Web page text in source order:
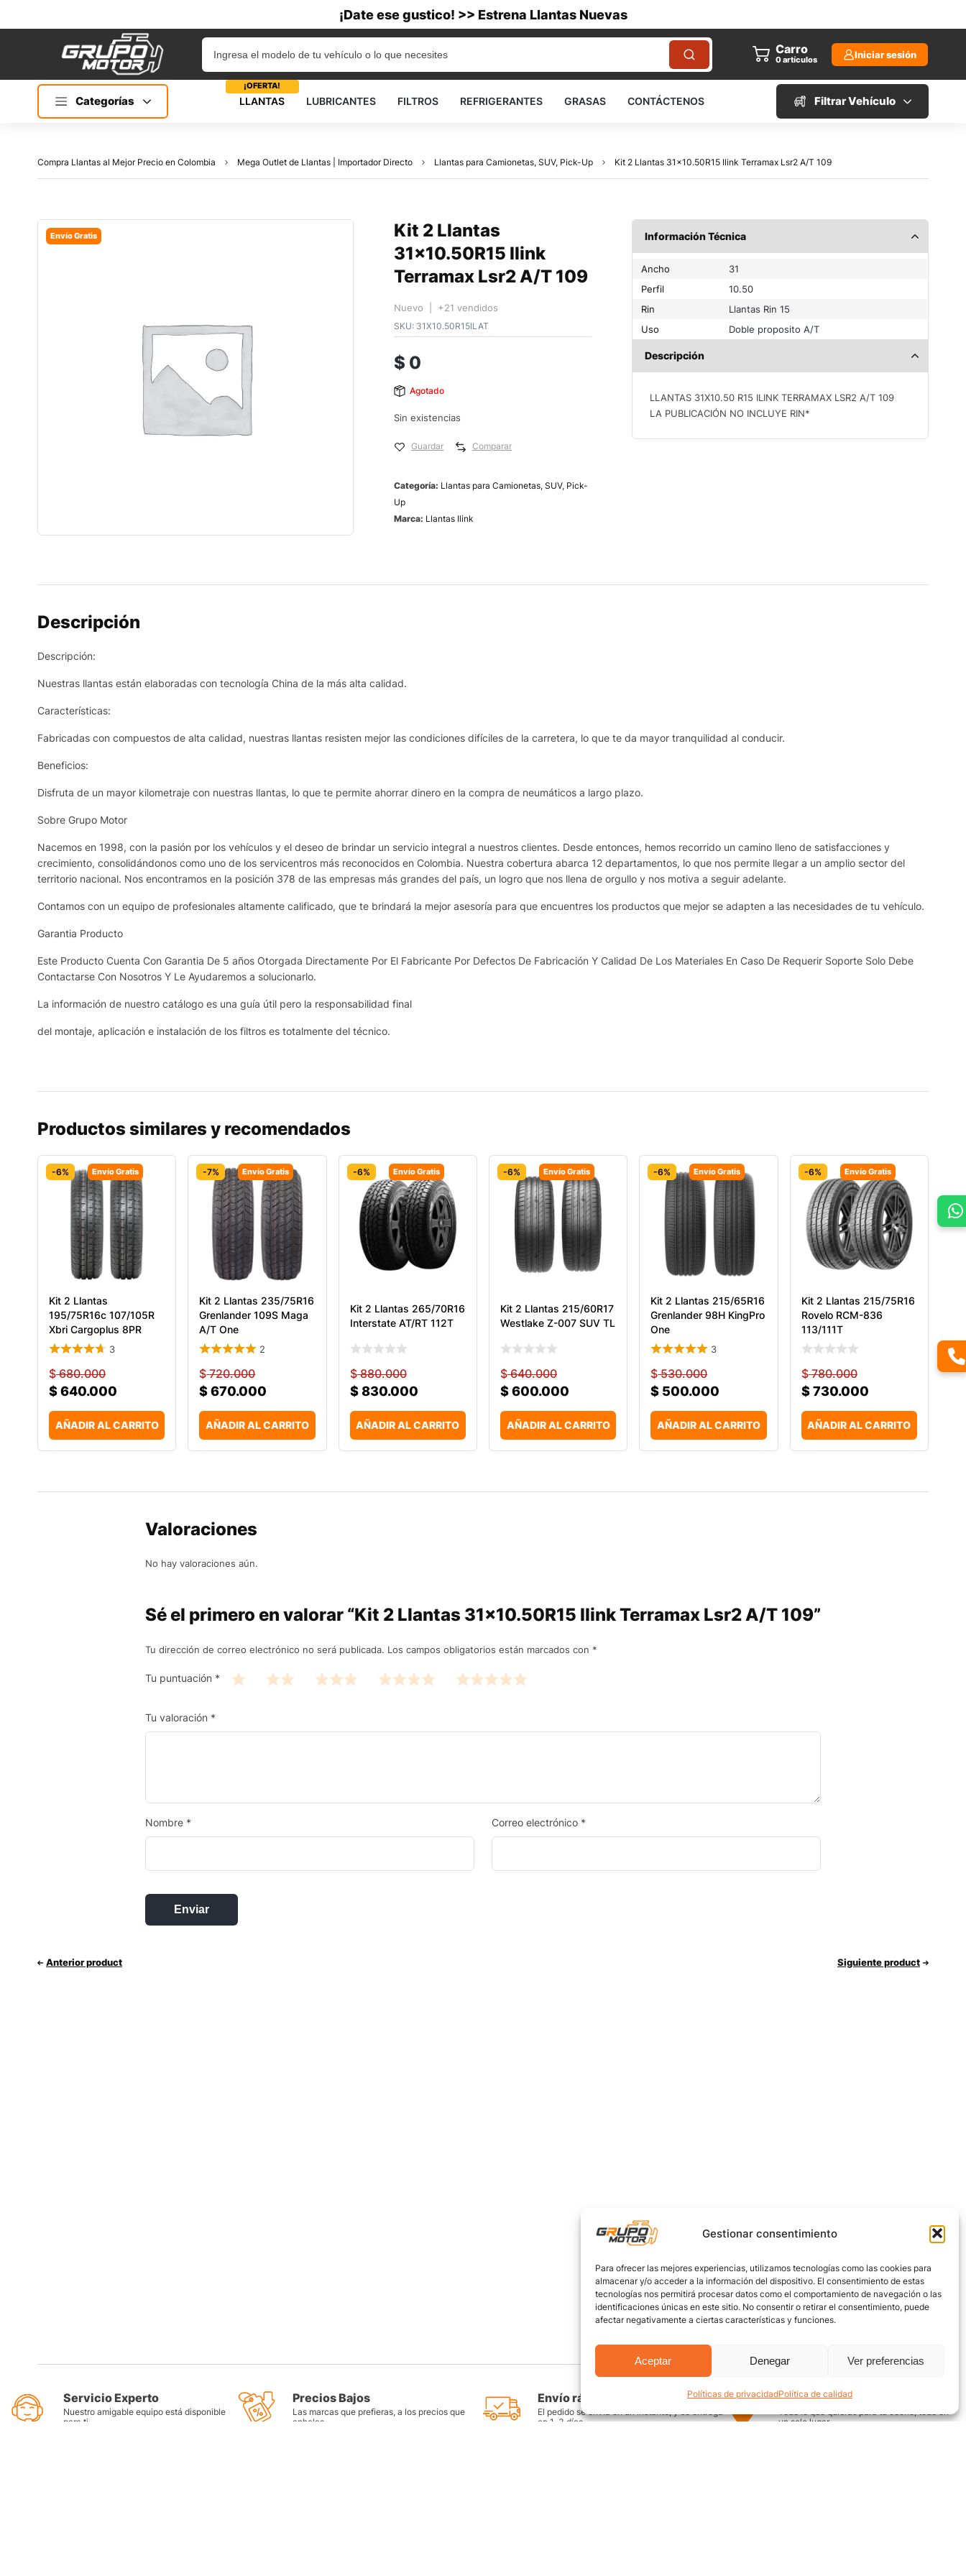
Gestionar consentimiento
Para ofrecer las mejores experiencias, utilizamos tecnologías como las cookies para
almacenar y/o acceder a la información del dispositivo. El consentimiento de estas
tecnologías nos permitirá procesar datos como el comportamiento de navegación o las
identificaciones únicas en este sitio. No consentir o retirar el consentimiento, puede
afectar negativamente a ciertas características y funciones.
Aceptar Denegar Ver preferencias
Políticas de privacidadPolítica de calidad
¡Date ese gustico! >> Estrena Llantas Nuevas
Carro
0artículos Iniciar sesión
Categorías LLANTAS
¡OFERTA!
LUBRICANTES FILTROS REFRIGERANTES GRASAS CONTÁCTENOS Filtrar Vehículo
Compra Llantas al Mejor Precio en Colombia Mega Outlet de Llantas | Importador Directo Llantas para Camionetas, SUV, Pick-Up Kit 2 Llantas 31×10.50R15 Ilink Terramax Lsr2 A/T 109
Envío Gratis
Kit 2 Llantas
31×10.50R15 Ilink
Terramax Lsr2 A/T 109
Nuevo | +21 vendidos
SKU: 31X10.50R15ILAT
$ 0
Agotado
Sin existencias
Guardar Comparar
Categoría: Llantas para Camionetas, SUV, Pick-
Up
Marca: Llantas Ilink
Información Técnica
Ancho
31
Perfil
10.50
Rin
Llantas Rin 15
Uso
Doble proposito A/T
Descripción
LLANTAS 31X10.50 R15 ILINK TERRAMAX LSR2 A/T 109
LA PUBLICACIÓN NO INCLUYE RIN*
Descripción
Descripción:
Nuestras llantas están elaboradas con tecnología China de la más alta calidad.
Características:
Fabricadas con compuestos de alta calidad, nuestras llantas resisten mejor las condiciones difíciles de la carretera, lo que te da mayor tranquilidad al conducir.
Beneficios:
Disfruta de un mayor kilometraje con nuestras llantas, lo que te permite ahorrar dinero en la compra de neumáticos a largo plazo.
Sobre Grupo Motor
Nacemos en 1998, con la pasión por los vehículos y el deseo de brindar un servicio integral a nuestros clientes. Desde entonces, hemos recorrido un camino lleno de satisfacciones y
crecimiento, consolidándonos como uno de los servicentros más reconocidos en Colombia. Nuestra cobertura abarca 12 departamentos, lo que nos permite llegar a un amplio sector del
territorio nacional. Nos encontramos en la posición 378 de las empresas más grandes del país, un logro que nos llena de orgullo y nos motiva a seguir adelante.
Contamos con un equipo de profesionales altamente calificado, que te brindará la mejor asesoría para que encuentres los productos que mejor se adapten a las necesidades de tu vehículo.
Garantia Producto
Este Producto Cuenta Con Garantia De 5 años Otorgada Directamente Por El Fabricante Por Defectos De Fabricación Y Calidad De Los Materiales En Caso De Requerir Soporte Solo Debe
Contactarse Con Nosotros Y Le Ayudaremos a solucionarlo.
La información de nuestro catálogo es una guía útil pero la responsabilidad final
del montaje, aplicación e instalación de los filtros es totalmente del técnico.
Productos similares y recomendados
-6% Envío Gratis
Kit 2 Llantas
195/75R16c 107/105R
Xbri Cargoplus 8PR
Carg
3
$680.000
$640.000
AÑADIR AL CARRITO
-7% Envío Gratis
Kit 2 Llantas 235/75R16
Grenlander 109S Maga
A/T One
2
$720.000
$670.000
AÑADIR AL CARRITO
-6% Envío Gratis
Kit 2 Llantas 265/70R16
Interstate AT/RT 112T
$880.000
$830.000
AÑADIR AL CARRITO
-6% Envío Gratis
Kit 2 Llantas 215/60R17
Westlake Z-007 SUV TL
$640.000
$600.000
AÑADIR AL CARRITO
-6% Envío Gratis
Kit 2 Llantas 215/65R16
Grenlander 98H KingPro
One
3
$530.000
$ 500.000
AÑADIR AL CARRITO
-6% Envío Gratis
Kit 2 Llantas 215/75R16
Rovelo RCM-836
113/111T
$780.000
$730.000
AÑADIR AL CARRITO
Valoraciones
No hay valoraciones aún.
Sé el primero en valorar “Kit 2 Llantas 31×10.50R15 Ilink Terramax Lsr2 A/T 109”
Tu dirección de correo electrónico no será publicada. Los campos obligatorios están marcados con *
Tu puntuación *
Tu valoración *
Nombre * Correo electrónico *
Anterior product Siguiente product
Servicio Experto
Nuestro amigable equipo está disponible
para ti
Precios Bajos
Las marcas que prefieras, a los precios que
anhelas
Envío rápido y seguro
El pedido se envía en un instante, y se entrega
en 1-3 días
Encuentra aquí
Todo lo que quieras para tu coche, todo en
un solo lugar